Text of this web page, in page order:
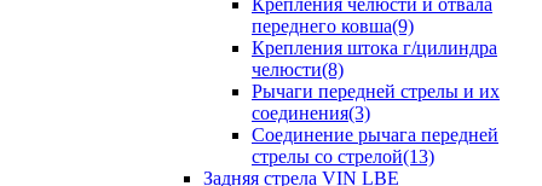
Крепления челюсти и отвала
переднего ковша(9)
Крепления штока г/цилиндра
челюсти(8)
Рычаги передней стрелы и их
соединения(3)
Соединение рычага передней
стрелы со стрелой(13)
Задняя стрела VIN LBE